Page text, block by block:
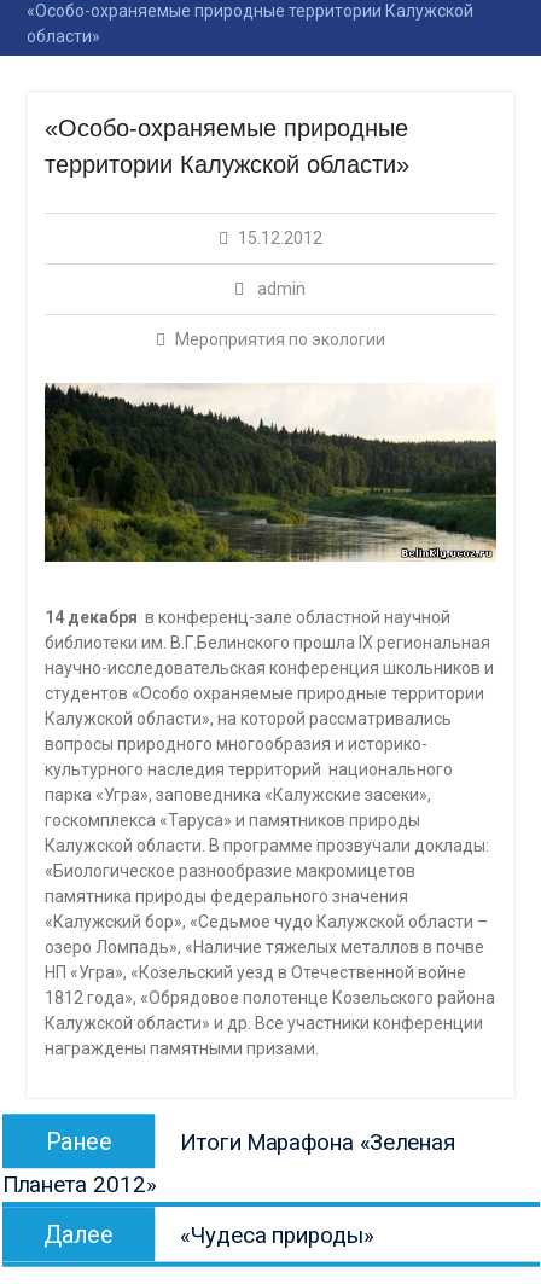
«Особо-охраняемые природные территории Калужской
области»
«Особо-охраняемые природные
территории Калужской области»
15.12.2012
admin
Мероприятия по экологии
14 декабря в конференц-зале областной научной
библиотеки им. В.Г.Белинского прошла IX региональная
научно-исследовательская конференция школьников и
студентов «Особо охраняемые природные территории
Калужской области», на которой рассматривались
вопросы природного многообразия и историко-
культурного наследия территорий национального
парка «Угра», заповедника «Калужские засеки»,
госкомплекса «Таруса» и памятников природы
Калужской области. В программе прозвучали доклады:
«Биологическое разнообразие макромицетов
памятника природы федерального значения
«Калужский бор», «Седьмое чудо Калужской области –
озеро Ломпадь», «Наличие тяжелых металлов в почве
НП «Угра», «Козельский уезд в Отечественной войне
1812 года», «Обрядовое полотенце Козельского района
Калужской области» и др. Все участники конференции
награждены памятными призами.
Навигация
записям
Ранее
запись:
Итоги Марафона «Зеленая
Планета 2012»
Далее
запись:
«Чудеса природы»